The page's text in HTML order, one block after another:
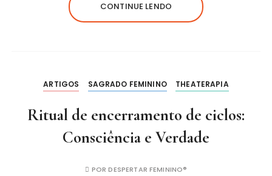
CONTINUE LENDO
ARTIGOS SAGRADO FEMININO THEATERAPIA
Ritual de encerramento de ciclos:
Consciência e Verdade
PORDESPERTAR FEMININO®